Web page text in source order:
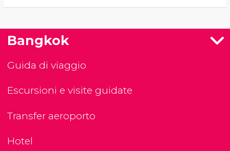
Bangkok
Guida di viaggio
Escursioni e visite guidate
Transfer aeroporto
Hotel